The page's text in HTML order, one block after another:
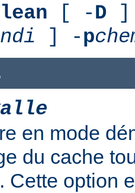
[ -D ]
] -p
en mode
du cache
Cette option